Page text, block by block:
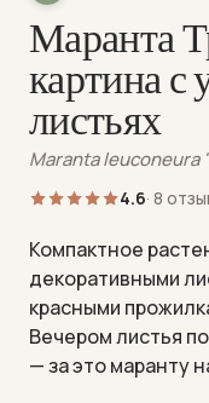
Маранта
картина с
листьях
Maranta leuconeura
4.6· 8
Компактное
декоративными
красными
Вечером листья
— за это маранту